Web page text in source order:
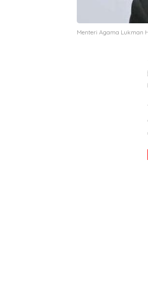
Menteri Agama Lukman